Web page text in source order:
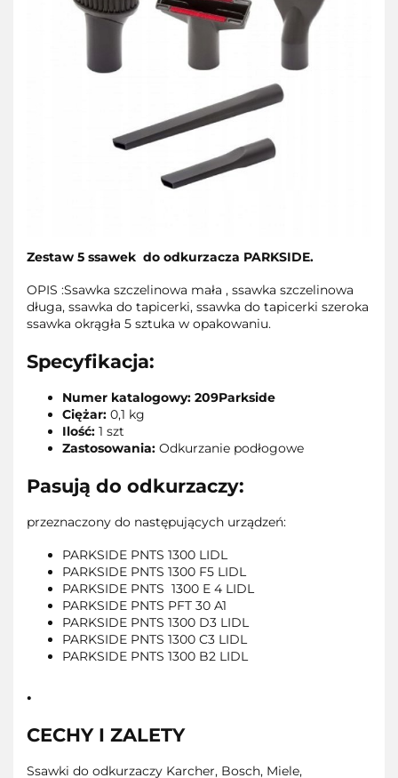
Zestaw 5 ssawek do odkurzacza PARKSIDE.
OPIS :Ssawka szczelinowa mała , ssawka szczelinowa
długa, ssawka do tapicerki, ssawka do tapicerki szeroka
ssawka okrągła 5 sztuka w opakowaniu.
Specyfikacja:
Numer katalogowy: 209Parkside
Ciężar: 0,1 kg
Ilość: 1 szt
Zastosowania: Odkurzanie podłogowe
Pasują do odkurzaczy:
przeznaczony do następujących urządzeń:
PARKSIDE PNTS 1300 LIDL
PARKSIDE PNTS 1300 F5 LIDL
PARKSIDE PNTS 1300 E 4 LIDL
PARKSIDE PNTS PFT 30 A1
PARKSIDE PNTS 1300 D3 LIDL
PARKSIDE PNTS 1300 C3 LIDL
PARKSIDE PNTS 1300 B2 LIDL
.
CECHY I ZALETY
Ssawki do odkurzaczy Karcher, Bosch, Miele,